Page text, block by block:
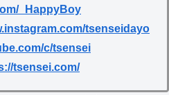
_HappyBoy
tsenseidayo
c/tsensei
tsensei.com/